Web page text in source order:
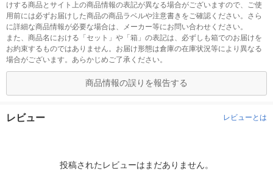
けする商品とサイト上の商品情報の表記が異なる場合がございますので、ご使
用前には必ずお届けした商品の商品ラベルや注意書きをご確認ください。さら
に詳細な商品情報が必要な場合は、メーカー等にお問い合わせください。
また、商品名における「セット」や「箱」の表記は、必ずしも箱でのお届けを
お約束するものではありません。お届け形態は倉庫の在庫状況等により異なる
場合がございます。あらかじめご了承ください。
商品情報の誤りを報告する
レビュー レビューとは
投稿されたレビューはまだありません。